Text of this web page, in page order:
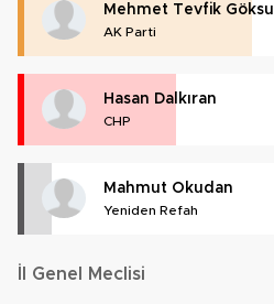
Mehmet Tevfik Göksu
AK Parti
Hasan Dalkıran
CHP
Mahmut Okudan
Yeniden Refah
İl Genel Meclisi